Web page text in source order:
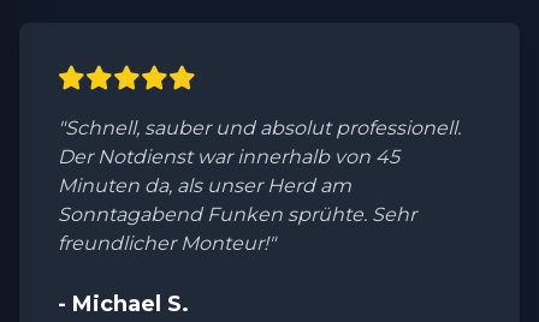
"Schnell, sauber und absolut professionell.
Der Notdienst war innerhalb von 45
Minuten da, als unser Herd am
Sonntagabend Funken sprühte. Sehr
freundlicher Monteur!"
- Michael S.